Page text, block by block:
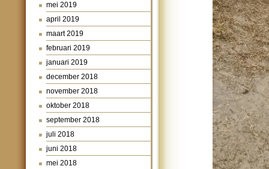
mei 2019
april 2019
maart 2019
februari 2019
januari 2019
december 2018
november 2018
oktober 2018
september 2018
juli 2018
juni 2018
mei 2018